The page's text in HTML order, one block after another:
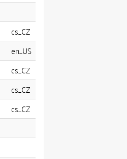
cs_CZ
en_US
cs_CZ
cs_CZ
cs_CZ